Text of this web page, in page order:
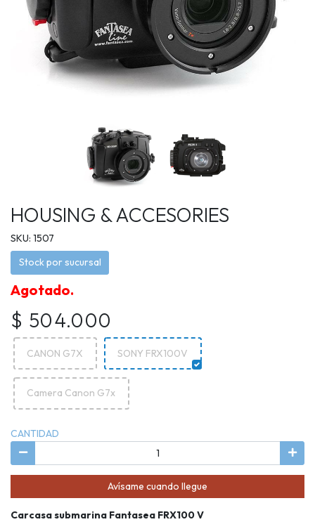
HOUSING & ACCESORIES
SKU: 1507
Stock por sucursal
Agotado.
$ 504.000
CANON G7X SONY FRX100V
Camera Canon G7x
CANTIDAD
Avísame cuando llegue
Carcasa submarina Fantasea FRX100 V